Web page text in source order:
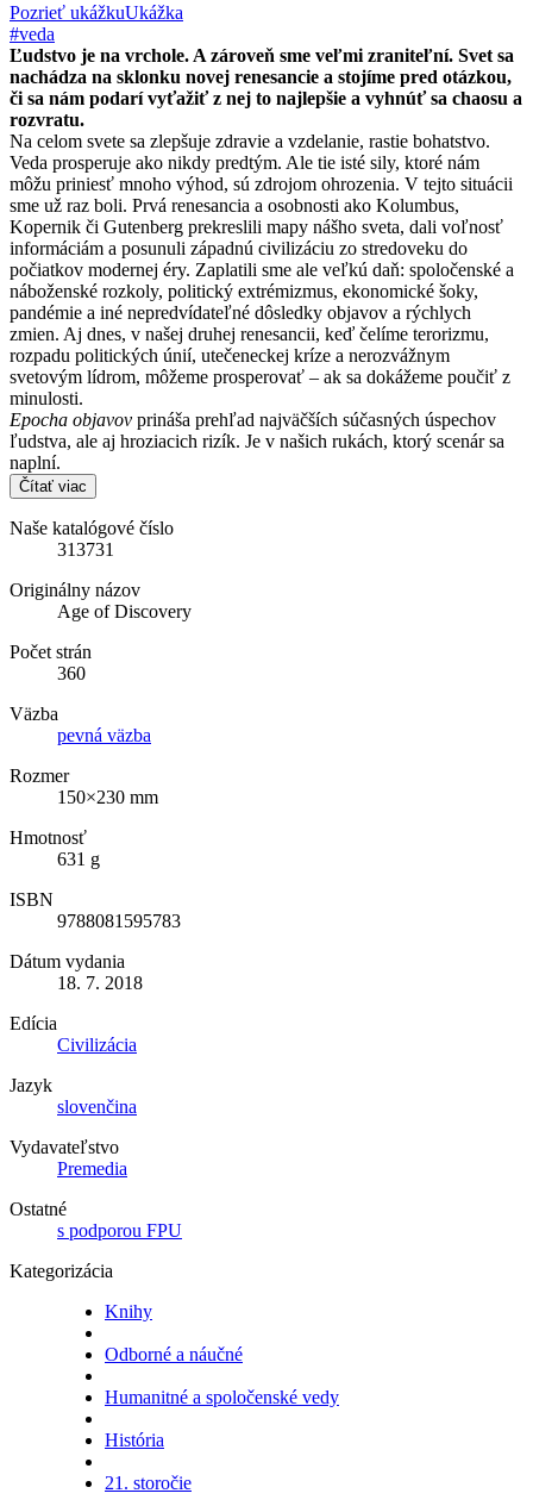
Pozrieť ukážkuUkážka
#veda
Ľudstvo je na vrchole. A zároveň sme veľmi zraniteľní. Svet sa
nachádza na sklonku novej renesancie a stojíme pred otázkou,
či sa nám podarí vyťažiť z nej to najlepšie a vyhnúť sa chaosu a
rozvratu.
Na celom svete sa zlepšuje zdravie a vzdelanie, rastie bohatstvo.
Veda prosperuje ako nikdy predtým. Ale tie isté sily, ktoré nám
môžu priniesť mnoho výhod, sú zdrojom ohrozenia. V tejto situácii
sme už raz boli. Prvá renesancia a osobnosti ako Kolumbus,
Kopernik či Gutenberg prekreslili mapy nášho sveta, dali voľnosť
informáciám a posunuli západnú civilizáciu zo stredoveku do
počiatkov modernej éry. Zaplatili sme ale veľkú daň: spoločenské a
náboženské rozkoly, politický extrémizmus, ekonomické šoky,
pandémie a iné nepredvídateľné dôsledky objavov a rýchlych
zmien. Aj dnes, v našej druhej renesancii, keď čelíme terorizmu,
rozpadu politických únií, utečeneckej kríze a nerozvážnym
svetovým lídrom, môžeme prosperovať – ak sa dokážeme poučiť z
minulosti.
Epocha objavov prináša prehľad najväčších súčasných úspechov
ľudstva, ale aj hroziacich rizík. Je v našich rukách, ktorý scenár sa
naplní.
Čítať viac
Naše katalógové číslo
313731
Originálny názov
Age of Discovery
Počet strán
360
Väzba
pevná väzba
Rozmer
150×230 mm
Hmotnosť
631 g
ISBN
9788081595783
Dátum vydania
18. 7. 2018
Edícia
Civilizácia
Jazyk
slovenčina
Vydavateľstvo
Premedia
Ostatné
s podporou FPU
Kategorizácia
Knihy
Odborné a náučné
Humanitné a spoločenské vedy
História
21. storočie